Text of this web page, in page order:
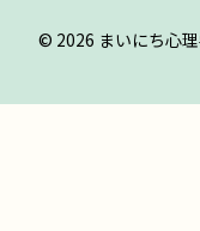
© 2026 まいにち心